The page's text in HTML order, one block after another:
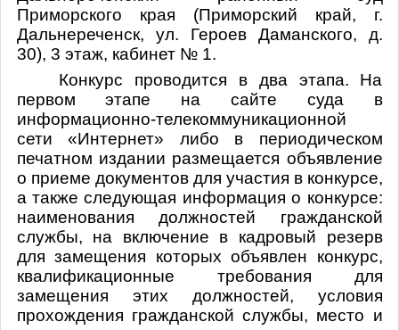
Приморского края (Приморский край, г.
Дальнереченск, ул. Героев Даманского, д.
30), 3 этаж, кабинет № 1.
Конкурс проводится в два этапа. На
первом этапе на сайте суда в
информационно-телекоммуникационной
сети «Интернет» либо в периодическом
печатном издании размещается объявление
о приеме документов для участия в конкурсе,
а также следующая информация о конкурсе:
наименования должностей гражданской
службы, на включение в кадровый резерв
для замещения которых объявлен конкурс,
квалификационные требования для
замещения этих должностей, условия
прохождения гражданской службы, место и